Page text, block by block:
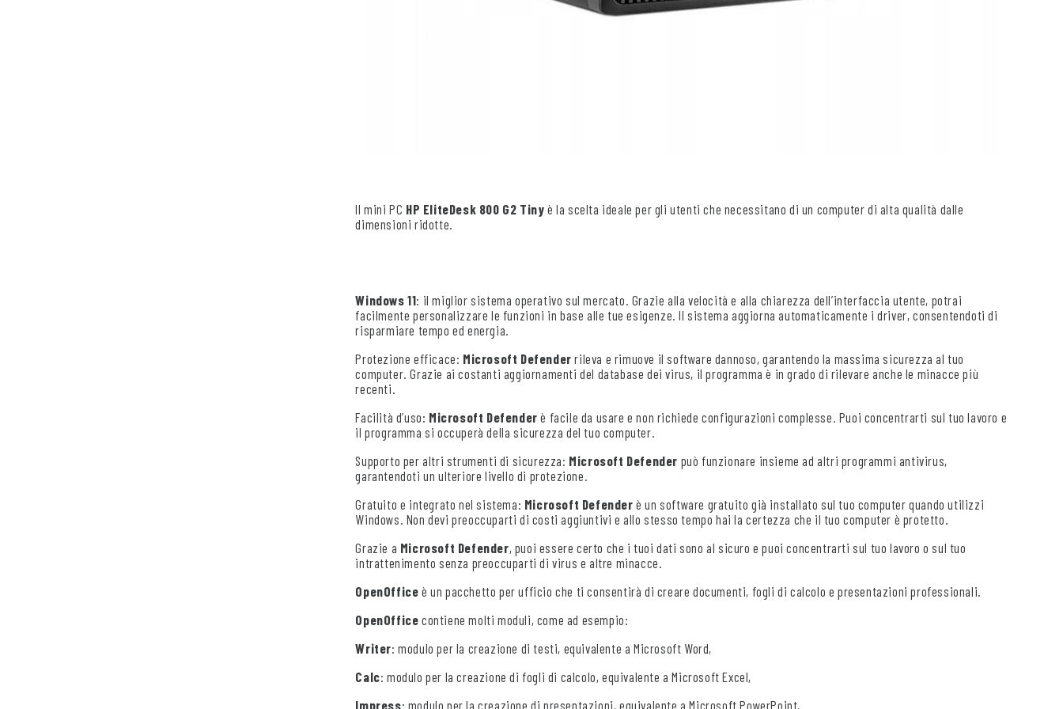
Il mini PC HP EliteDesk 800 G2 Tiny è la scelta ideale per gli utenti che necessitano di un computer di alta qualità dalle
dimensioni ridotte.
Windows 11: il miglior sistema operativo sul mercato. Grazie alla velocità e alla chiarezza dell’interfaccia utente, potrai
facilmente personalizzare le funzioni in base alle tue esigenze. Il sistema aggiorna automaticamente i driver, consentendoti di
risparmiare tempo ed energia.
Protezione efficace: Microsoft Defender rileva e rimuove il software dannoso, garantendo la massima sicurezza al tuo
computer. Grazie ai costanti aggiornamenti del database dei virus, il programma è in grado di rilevare anche le minacce più
recenti.
Facilità d’uso: Microsoft Defender è facile da usare e non richiede configurazioni complesse. Puoi concentrarti sul tuo lavoro e
il programma si occuperà della sicurezza del tuo computer.
Supporto per altri strumenti di sicurezza: Microsoft Defender può funzionare insieme ad altri programmi antivirus,
garantendoti un ulteriore livello di protezione.
Gratuito e integrato nel sistema: Microsoft Defender è un software gratuito già installato sul tuo computer quando utilizzi
Windows. Non devi preoccuparti di costi aggiuntivi e allo stesso tempo hai la certezza che il tuo computer è protetto.
Grazie a Microsoft Defender, puoi essere certo che i tuoi dati sono al sicuro e puoi concentrarti sul tuo lavoro o sul tuo
intrattenimento senza preoccuparti di virus e altre minacce.
OpenOffice è un pacchetto per ufficio che ti consentirà di creare documenti, fogli di calcolo e presentazioni professionali.
OpenOffice contiene molti moduli, come ad esempio:
Writer: modulo per la creazione di testi, equivalente a Microsoft Word,
Calc: modulo per la creazione di fogli di calcolo, equivalente a Microsoft Excel,
Impress: modulo per la creazione di presentazioni, equivalente a Microsoft PowerPoint,